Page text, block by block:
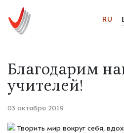
RU
Благодарим
учителей!
03 октября 2019
Творить мир вокруг себя,